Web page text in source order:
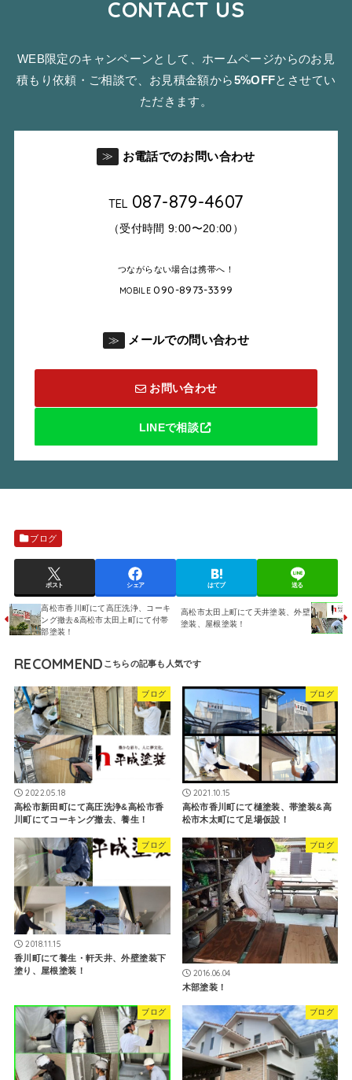
CONTACT US
WEB限定のキャンペーンとして、ホームページからのお見
積もり依頼・ご相談で、お見積金額から5%OFFとさせてい
ただきます。
≫ お電話でのお問い合わせ
TEL 087-879-4607
（受付時間 9:00〜20:00）
つながらない場合は携帯へ！
MOBILE090-8973-3399
≫ メールでの問い合わせ
お問い合わせ
LINEで相談
ブログ
ポスト シェア はてブ 送る
高松市香川町にて高圧洗浄、コーキ
ング撤去&高松市太田上町にて付帯
部塗装！
高松市太田上町にて天井塗装、外壁
塗装、屋根塗装！
RECOMMEND
ブログ
2022.05.18
高松市新田町にて高圧洗浄&高松市香
川町にてコーキング撤去、養生！
ブログ
2021.10.15
高松市香川町にて樋塗装、帯塗装&高
松市木太町にて足場仮設！
ブログ
2018.11.15
香川町にて養生・軒天井、外壁塗装下
塗り、屋根塗装！
ブログ
2016.06.04
木部塗装！
ブログ ブログ